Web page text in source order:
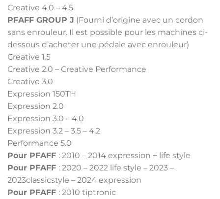
Creative 4.0 – 4.5
PFAFF GROUP J (Fourni d’origine avec un cordon
sans enrouleur. Il est possible pour les machines ci-
dessous d’acheter une pédale avec enrouleur)
Creative 1.5
Creative 2.0 – Creative Performance
Creative 3.0
Expression 150TH
Expression 2.0
Expression 3.0 – 4.0
Expression 3.2 – 3.5 – 4.2
Performance 5.0
Pour PFAFF : 2010 – 2014 expression + life style
Pour PFAFF : 2020 – 2022 life style – 2023 –
2023classicstyle – 2024 expression
Pour PFAFF : 2010 tiptronic